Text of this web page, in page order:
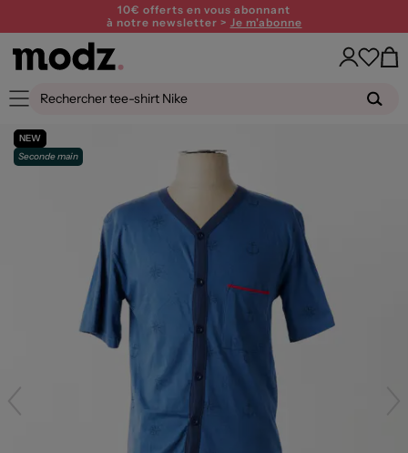
10€ offerts en vous abonnant
à notre newsletter > Je m'abonne
NEW
Seconde main